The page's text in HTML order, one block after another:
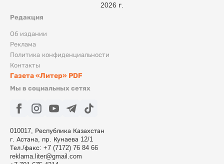
Редакция
Об издании
Реклама
Политика конфиденциальности
Контакты
Газета «Литер» PDF
Мы в социальных сетях
010017, Республика Казахстан
г. Астана, пр. Кунаева 12/1
Тел./факс: +7 (7172) 76 84 66
reklama.liter@gmail.com
2026 г.